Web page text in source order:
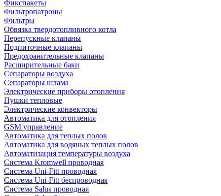
Фикспакеты
Фильтропатроны
Фильтры
Обвязка твердотопливного котла
Перепускные клапаны
Подпиточные клапаны
Предохранительные клапаны
Расширительные баки
Сепараторы воздуха
Сепараторы шлама
Электрические приборы отопления
Пушки тепловые
Электрические конвекторы
Автоматика для отопления
GSM управление
Автоматика для теплых полов
Автоматика для водяных теплых полов
Автоматизация температуры воздуха
Система Kromwell проводная
Система Uni-Fitt проводная
Система Uni-Fitt беспроводная
Система Salus проводная